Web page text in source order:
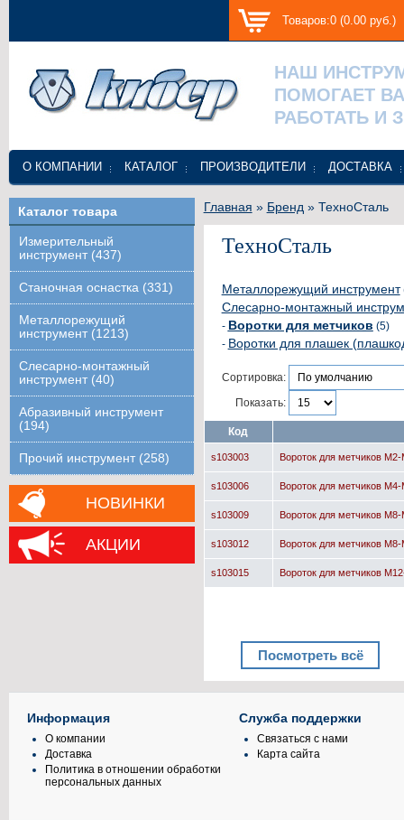
Товаров:0 (0.00 руб.)
НАШ
ПОМОГАЕТ
РАБОТАТЬ И
О КОМПАНИИ КАТАЛОГ ПРОИЗВОДИТЕЛИ ДОСТАВКА
Каталог товара
Измерительный
инструмент (437)
Станочная оснастка (331)
Металлорежущий
инструмент (1213)
Слесарно-монтажный
инструмент (40)
Абразивный инструмент
(194)
Прочий инструмент (258)
НОВИНКИ
АКЦИИ
Главная » Бренд » ТехноСталь
ТехноСталь
Металлорежущий инструмент
Слесарно-монтажный
- Воротки для метчиков (5)
- Воротки для плашек
Сортировка:
Показать:
Код
s103003 Вороток для метчиков
s103006 Вороток для метчиков
s103009 Вороток для метчиков
s103012 Вороток для метчиков
s103015 Вороток для метчиков
Посмотреть всё
Информация
О компании
Доставка
Политика в отношении обработки
персональных данных
Служба поддержки
Связаться с нами
Карта сайта